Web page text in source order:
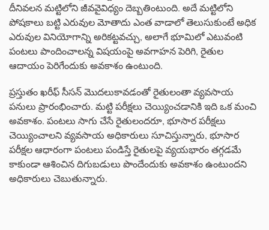
దీనివలన మట్టిలోని జీవవైవిధ్యం దెబ్బతింటుంది. అదే మట్టిలోని
పోషకాలు బట్టి ఎరువుల మోతాదు ఎంత వాడాలో తెలుసుకుంటే అధిక
ఎరువుల వినియోగాన్ని అరికట్టవచ్చు, అలాగే భూమిలో ఎటువంటి
పంటలు పాందించాలన్న విషయంపై అవగాహన పెరిగి, రైతుల
ఆదాయం పెరిగేందుకు అవకాశం ఉంటుంది.
ప్రస్తుతం ఖరీఫ్ సీసన్ మొదలుకావడంతో రైతులంతా వ్యవసాయ
పనులు ప్రారంభించారు. మట్టి పరీక్షలు చెయ్యించడానికి ఇది ఒక మంచి
అవకాశం. పంటలు సాగు చేసే రైతులందరూ, భూసార పరీక్షలు
చెయ్యించాలని వ్యవసాయ అధికారులు సూచిస్తున్నారు, భూసార
పరీక్షల ఆధారంగా పంటలు పండిస్తే రైతులపై వ్యయభారం తగ్గడమే
కాకుండా ఆశించిన దిగుబడులు పొందేందుకు అవకాశం ఉంటుందని
అధికారులు చెబుతున్నారు.